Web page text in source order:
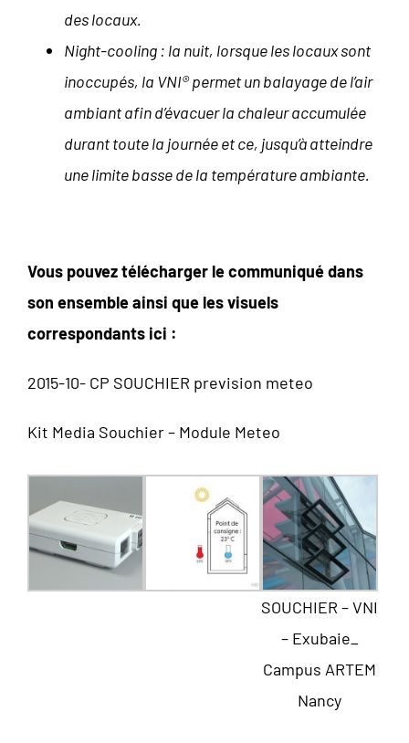
des locaux.
Night-cooling : la nuit, lorsque les locaux sont
inoccupés, la VNI® permet un balayage de l’air
ambiant afin d’évacuer la chaleur accumulée
durant toute la journée et ce, jusqu’à atteindre
une limite basse de la température ambiante.
Vous pouvez télécharger le communiqué dans
son ensemble ainsi que les visuels
correspondants ici :
2015-10- CP SOUCHIER prevision meteo
Kit Media Souchier – Module Meteo
SOUCHIER – VNI
– Exubaie_
Campus ARTEM
Nancy